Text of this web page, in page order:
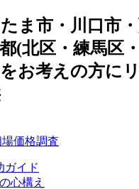
ま市・川口市・
(北区・練馬区
お考えの方に
ガイド
心構え